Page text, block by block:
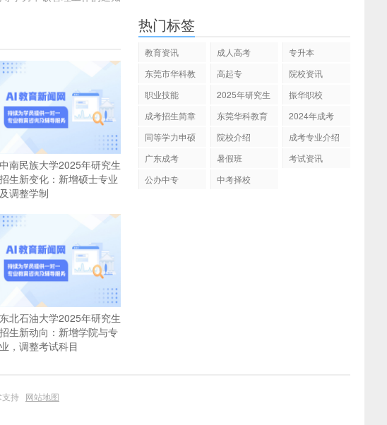
中南民族大学2025年研究生
招生新变化：新增硕士专业
及调整学制
东北石油大学2025年研究生
招生新动向：新增学院与专
业，调整考试科目
热门标签
教育资讯 成人高考
专升本
东莞市华科教
高起专
院校资讯
职业技能
2025年研究生
振华职校
成考招生简章
东莞华科教育
2024年成考
同等学力申硕
院校介绍
成考专业介绍
广东成考
暑假班
考试资讯
公办中专
中考择校
支持 网站地图